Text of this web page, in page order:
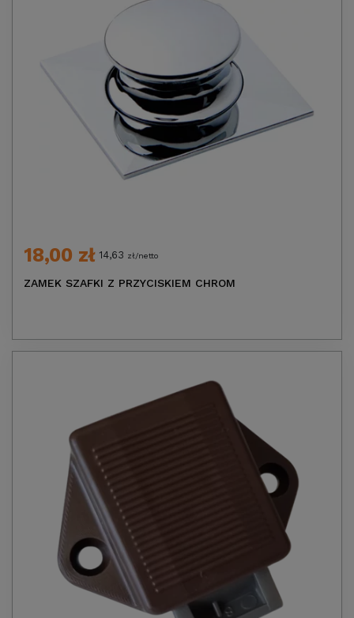
18,00 zł 14,63 zł/netto
ZAMEK SZAFKI Z PRZYCISKIEM CHROM